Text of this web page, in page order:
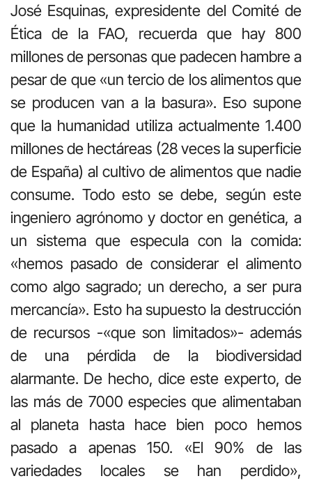
José Esquinas, expresidente del Comité de
Ética de la FAO, recuerda que hay 800
millones de personas que padecen hambre a
pesar de que «un tercio de los alimentos que
se producen van a la basura». Eso supone
que la humanidad utiliza actualmente 1.400
millones de hectáreas (28 veces la superficie
de España) al cultivo de alimentos que nadie
consume. Todo esto se debe, según este
ingeniero agrónomo y doctor en genética, a
un sistema que especula con la comida:
«hemos pasado de considerar el alimento
como algo sagrado; un derecho, a ser pura
mercancía». Esto ha supuesto la destrucción
de recursos -«que son limitados»- además
de una pérdida de la biodiversidad
alarmante. De hecho, dice este experto, de
las más de 7000 especies que alimentaban
al planeta hasta hace bien poco hemos
pasado a apenas 150. «El 90% de las
variedades locales se han perdido»,